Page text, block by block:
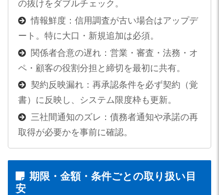
の抜けをダブルチェック。
情報鮮度：信用調査が古い場合はアップデ
ート。特に大口・新規追加は必須。
関係者合意の遅れ：営業・審査・法務・オ
ペ・顧客の役割分担と締切を最初に共有。
契約反映漏れ：再承認条件を必ず契約（覚
書）に反映し、システム限度枠も更新。
三社間通知のズレ：債務者通知や承諾の再
取得が必要かを事前に確認。
期限・金額・条件ごとの取り扱い目
安